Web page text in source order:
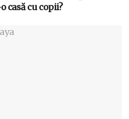
cu copii?